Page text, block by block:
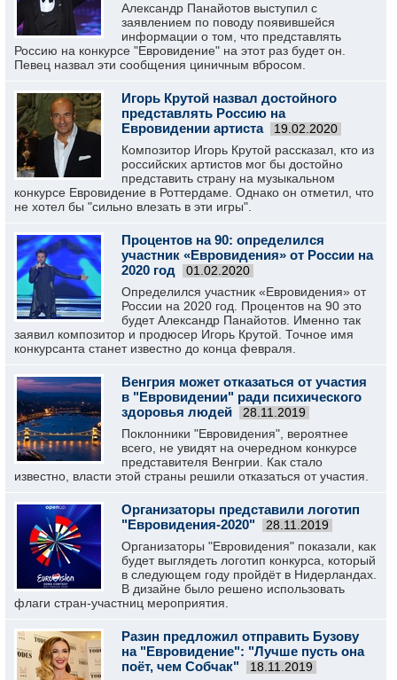
Александр Панайотов выступил с
заявлением по поводу появившейся
информации о том, что представлять
Россию на конкурсе "Евровидение" на этот раз будет он.
Певец назвал эти сообщения циничным вбросом.
Игорь Крутой назвал достойного
представлять Россию на
Евровидении артиста
19.02.2020
Композитор Игорь Крутой рассказал, кто из
российских артистов мог бы достойно
представить страну на музыкальном
конкурсе Евровидение в Роттердаме. Однако он отметил, что
не хотел бы "сильно влезать в эти игры".
Процентов на 90: определился
участник «Евровидения» от России на
2020 год
01.02.2020
Определился участник «Евровидения» от
России на 2020 год. Процентов на 90 это
будет Александр Панайотов. Именно так
заявил композитор и продюсер Игорь Крутой. Точное имя
конкурсанта станет известно до конца февраля.
Венгрия может отказаться от участия
в "Евровидении" ради психического
здоровья людей
28.11.2019
Поклонники "Евровидения", вероятнее
всего, не увидят на очередном конкурсе
представителя Венгрии. Как стало
известно, власти этой страны решили отказаться от участия.
Организаторы представили логотип
"Евровидения-2020"
28.11.2019
Организаторы "Евровидения" показали, как
будет выглядеть логотип конкурса, который
в следующем году пройдёт в Нидерландах.
В дизайне было решено использовать
флаги стран-участниц мероприятия.
Разин предложил отправить Бузову
на "Евровидение": "Лучше пусть она
поёт, чем Собчак"
18.11.2019